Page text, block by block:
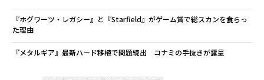
『ホグワーツ・レガシー』と『Starfield』がゲーム賞で総スカンを食らっ
た理由
『メタルギア』最新ハード移植で問題続出 コナミの手抜きが露呈